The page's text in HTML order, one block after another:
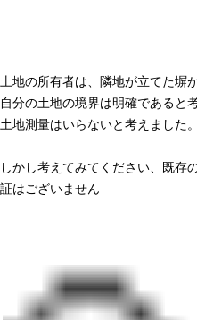
土地の所有者は、隣地が立てた塀
自分の土地の境界は明確であると考
土地測量はいらないと考えました。
しかし考えてみてください、既存
証はございません